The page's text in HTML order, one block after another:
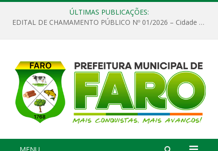
ÚLTIMAS PUBLICAÇÕES:
EDITAL DE CHAMAMENTO PÚBLICO Nº 01/2026 – Cidade de Faro
MENU